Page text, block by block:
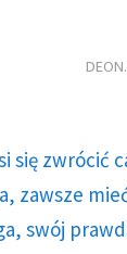
się zwrócić
zawsze
swój